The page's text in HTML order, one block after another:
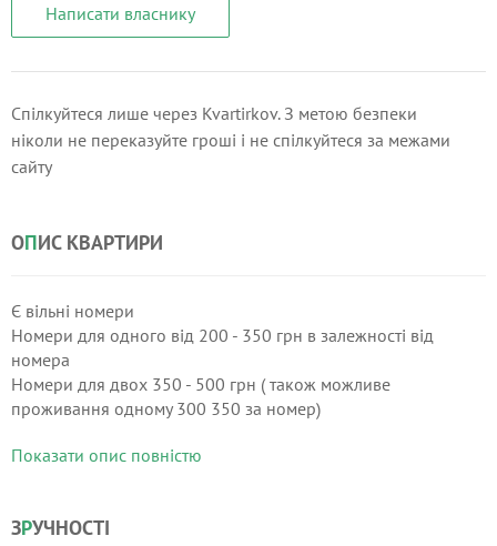
Написати власнику
Спілкуйтеся лише через Kvartirkov. З метою безпеки
ніколи не переказуйте гроші і не спілкуйтеся за межами
сайту
ОПИС КВАРТИРИ
Є вільні номери
Номери для одного від 200 - 350 грн в залежності від
номера
Номери для двох 350 - 500 грн ( також можливе
проживання одному 300 350 за номер)
Запрошуємо вас відпочити у Віллі «Смарагдова Долина» -
залізничного вокзалу та основних пам'яток міста.
Показати опис повністю
ЗРУЧНОСТІ